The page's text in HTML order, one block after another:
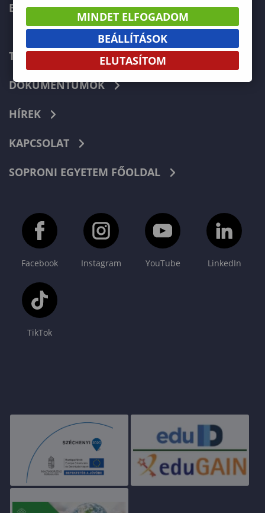
ERASMUS+
TELEFONKÖNYV
DOKUMENTUMOK
HÍREK
KAPCSOLAT
SOPRONI EGYETEM FŐOLDAL
Facebook Instagram YouTube LinkedIn
TikTok
MINDET ELFOGADOM
BEÁLLÍTÁSOK
ELUTASÍTOM